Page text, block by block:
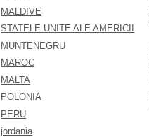
MALDIVE
STATELE UNITE ALE AMERICII
MUNTENEGRU
MAROC
MALTA
POLONIA
PERU
jordania